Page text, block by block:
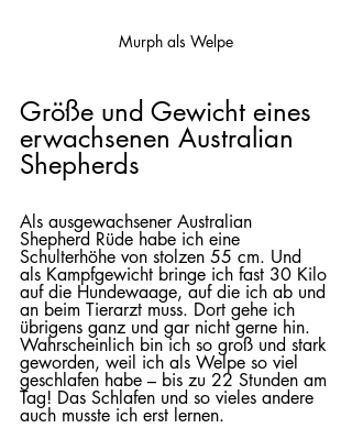
Murph als Welpe
Größe und Gewicht eines
erwachsenen Australian
Shepherds
Als ausgewachsener Australian
Shepherd Rüde habe ich eine
Schulterhöhe von stolzen 55 cm. Und
als Kampfgewicht bringe ich fast 30 Kilo
auf die Hundewaage, auf die ich ab und
an beim Tierarzt muss. Dort gehe ich
übrigens ganz und gar nicht gerne hin.
Wahrscheinlich bin ich so groß und stark
geworden, weil ich als Welpe so viel
geschlafen habe – bis zu 22 Stunden am
Tag! Das Schlafen und so vieles andere
auch musste ich erst lernen.